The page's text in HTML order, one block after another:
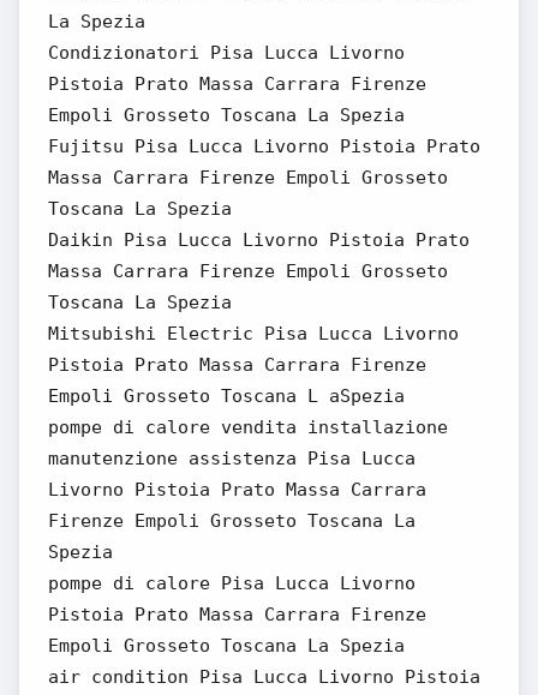
La Spezia
Condizionatori Pisa Lucca Livorno
Pistoia Prato Massa Carrara Firenze
Empoli Grosseto Toscana La Spezia
Fujitsu Pisa Lucca Livorno Pistoia Prato
Massa Carrara Firenze Empoli Grosseto
Toscana La Spezia
Daikin Pisa Lucca Livorno Pistoia Prato
Massa Carrara Firenze Empoli Grosseto
Toscana La Spezia
Mitsubishi Electric Pisa Lucca Livorno
Pistoia Prato Massa Carrara Firenze
Empoli Grosseto Toscana L aSpezia
pompe di calore vendita installazione
manutenzione assistenza Pisa Lucca
Livorno Pistoia Prato Massa Carrara
Firenze Empoli Grosseto Toscana La
Spezia
pompe di calore Pisa Lucca Livorno
Pistoia Prato Massa Carrara Firenze
Empoli Grosseto Toscana La Spezia
air condition Pisa Lucca Livorno Pistoia